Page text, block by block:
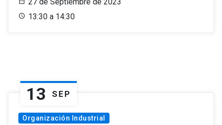
13:30 a 14:30
13 SEP
Organización Industrial